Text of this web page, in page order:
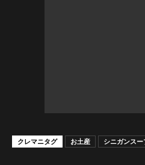
クレマニタグ お土産 シニガンスー